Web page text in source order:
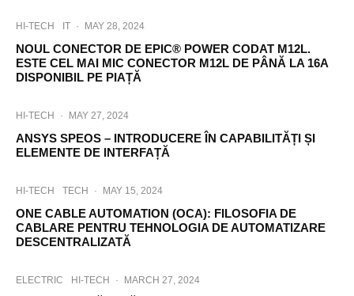
HI-TECH IT · MAY 28, 2024
NOUL CONECTOR DE EPIC® POWER CODAT M12L.
ESTE CEL MAI MIC CONECTOR M12L DE PÂNĂ LA 16A
DISPONIBIL PE PIAȚĂ
HI-TECH · MAY 27, 2024
ANSYS SPEOS – INTRODUCERE ÎN CAPABILITĂȚI ȘI
ELEMENTE DE INTERFAȚĂ
HI-TECH TECH · MAY 15, 2024
ONE CABLE AUTOMATION (OCA): FILOSOFIA DE
CABLARE PENTRU TEHNOLOGIA DE AUTOMATIZARE
DESCENTRALIZATĂ
ELECTRIC HI-TECH · MARCH 27, 2024